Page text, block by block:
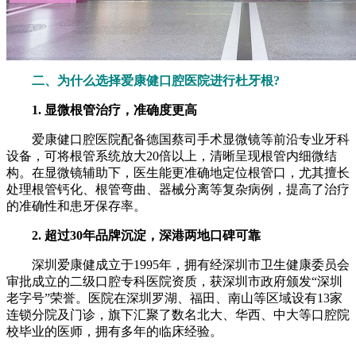
二、为什么选择爱康健口腔医院进行杜牙根?
1. 显微根管治疗，准确度更高
爱康健口腔医院配备德国蔡司手术显微镜等前沿专业牙科
设备，可将根管系统放大20倍以上，清晰呈现根管内细微结
构。在显微镜辅助下，医生能更准确地定位根管口，尤其擅长
处理根管钙化、根管弯曲、器械分离等复杂病例，提高了治疗
的准确性和患牙保存率。
2. 超过30年品牌沉淀，深港两地口碑可靠
深圳爱康健成立于1995年，拥有经深圳市卫生健康委员会
审批成立的二级口腔专科医院资质，获深圳市政府颁发“深圳
老字号”荣誉。医院在深圳罗湖、福田、南山等区域设有13家
连锁分院及门诊，旗下汇聚了数名北大、华西、中大等口腔院
校毕业的医师，拥有多年的临床经验。